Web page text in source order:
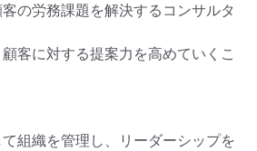
の労務課題を解決するコンサルタ
客に対する提案力を高めていくこ
組織を管理し、リーダーシップを